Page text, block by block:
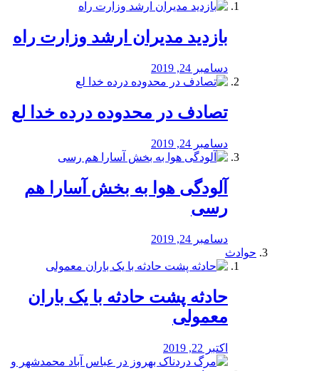
بازدید مدیران ارشد وزارت راه
دسامبر 24, 2019
تصادف در محدوده درده خدا لع
دسامبر 24, 2019
آلودگی هوا به بخش آسارا هم
رسی
دسامبر 24, 2019
حوادث
️حادثه پشت حادثه با یک باران
معمولی
اکتبر 22, 2019